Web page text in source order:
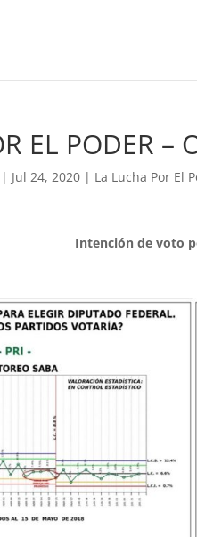
EL PODER –
| Jul 24, 2020 | La Lucha Por El
Intención de voto